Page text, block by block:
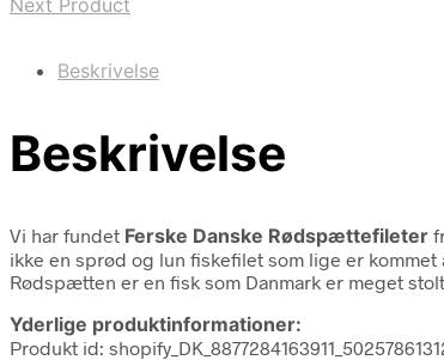
Beskrivelse
Beskrivelse
Vi har fundet Ferske Danske Rødspættefileter
ikke en sprød og lun fiskefilet som lige er kommet
Rødspætten er en fisk som Danmark er meget
Yderlige produktinformationer:
Produkt id: